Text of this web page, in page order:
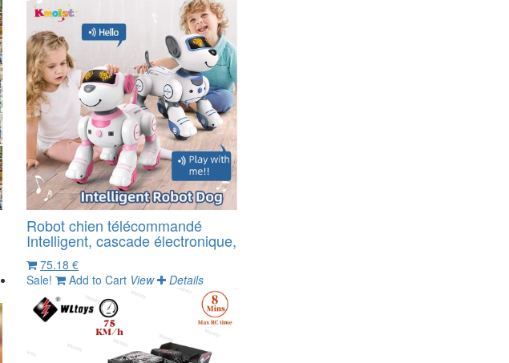
Robot chien télécommandé
Intelligent, cascade électronique,
75.18 €
Sale! Add to Cart View Details